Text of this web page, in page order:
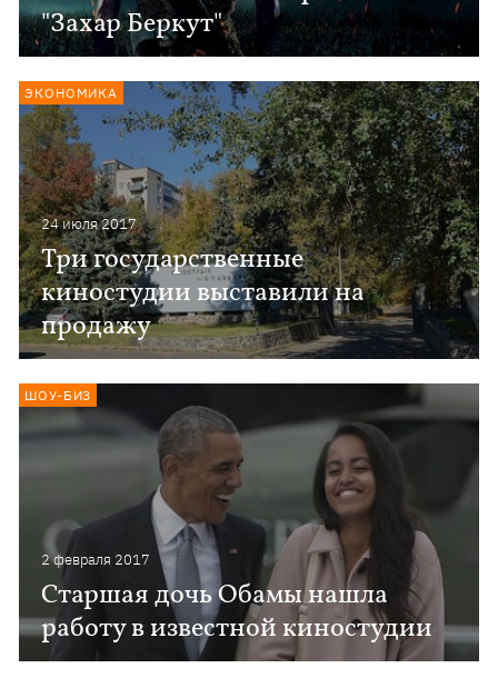
"Захар Беркут"
24 июля 2017
Три государственные
киностудии выставили на
продажу
ЭКОНОМИКА
2 февраля 2017
Старшая дочь Обамы нашла
работу в известной киностудии
ШОУ-БИЗ